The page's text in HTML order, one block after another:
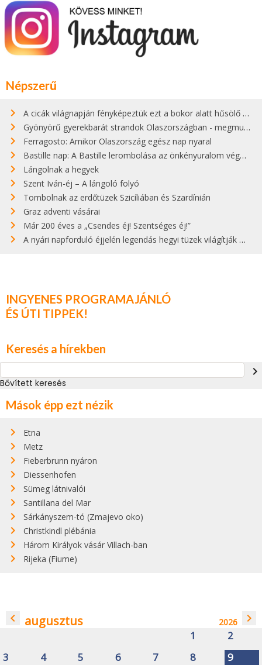
Népszerű
A cicák világnapján fényképeztük ezt a bokor alatt hűsölő cicát Kisorosziban
Gyönyörű gyerekbarát strandok Olaszországban - megmutatjuk a 15 legjobbat
Ferragosto: Amikor Olaszország egész nap nyaral
Bastille nap: A Bastille lerombolása az önkényuralom végét jelentette
Lángolnak a hegyek
Szent Iván-éj – A lángoló folyó
Tombolnak az erdőtüzek Szicíliában és Szardínián
Graz adventi vásárai
Már 200 éves a „Csendes éj! Szentséges éj!”
A nyári napforduló éjjelén legendás hegyi tüzek világítják meg Zugspitzét
INGYENES PROGRAMAJÁNLÓ
ÉS ÚTI TIPPEK!
Keresés a hírekben
navigate_next
Bővített keresés
Mások épp ezt nézik
Etna
Metz
Fieberbrunn nyáron
Diessenhofen
Sümeg látnivalói
Santillana del Mar
Sárkányszem-tó (Zmajevo oko)
Christkindl plébánia
Három Királyok vásár Villach-ban
Rijeka (Fiume)
navigate_before augusztus 2026 navigate_next
1
2
3
4 5 6 7 8
9